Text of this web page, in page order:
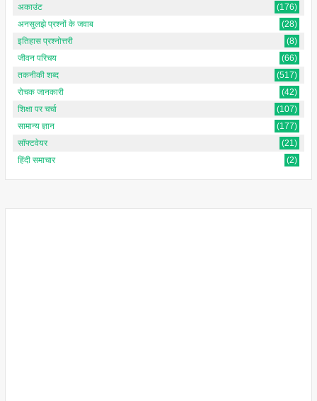
अकाउंट
(176)
अनसुलझे प्रश्नों के जवाब
(28)
इतिहास प्रश्नोत्तरी
(8)
जीवन परिचय
(66)
तकनीकी शब्द
(517)
रोचक जानकारी
(42)
शिक्षा पर चर्चा
(107)
सामान्य ज्ञान
(177)
सॉफ्टवेयर
(21)
हिंदी समाचार
(2)